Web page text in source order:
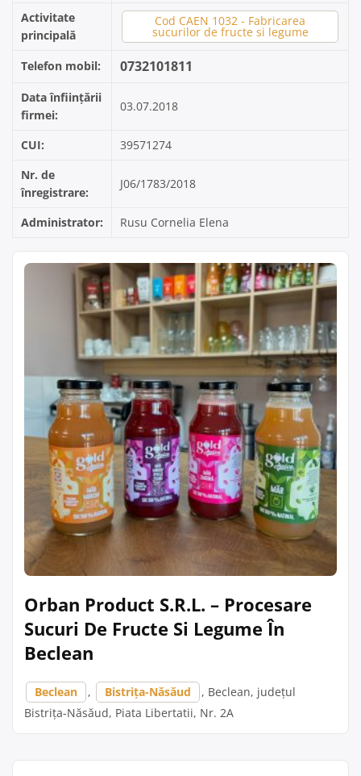
Activitate
principală
Cod CAEN 1032 - Fabricarea
sucurilor de fructe si legume
Telefon mobil: 0732101811
Data înființării
firmei:
03.07.2018
CUI:
39571274
Nr. de
înregistrare:
J06/1783/2018
Administrator: Rusu Cornelia Elena
Orban Product S.R.L. – Procesare
Sucuri De Fructe Si Legume În
Beclean
Beclean , Bistrița-Năsăud
, Beclean, județul
Bistrița-Năsăud, Piata Libertatii, Nr. 2A